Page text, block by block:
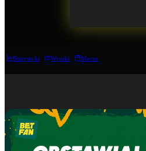
Statystyki Wyniki Mecze